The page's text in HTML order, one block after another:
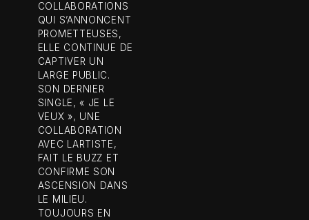
COLLABORATIONS
QUI S’ANNONCENT
PROMETTEUSES,
ELLE CONTINUE DE
CAPTIVER UN
LARGE PUBLIC.
SON DERNIER
SINGLE, « JE LE
VEUX », UNE
COLLABORATION
AVEC LARTISTE,
FAIT LE BUZZ ET
CONFIRME SON
ASCENSION DANS
LE MILIEU.
TOUJOURS EN